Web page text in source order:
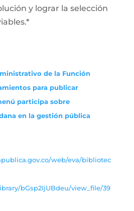
y lograr la selección
de la Función
para publicar
participa sobre
en la gestión pública
web/eva/bibliotec
bGsp2IjUBdeu/view_file/39